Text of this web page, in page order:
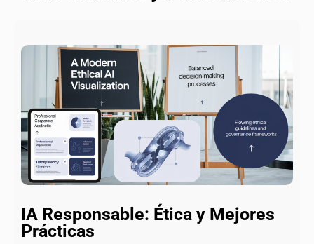
IA Responsable: Ética y Mejores
Prácticas